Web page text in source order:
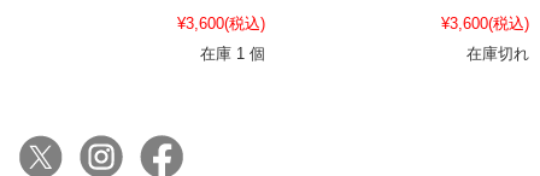
¥3,600(税込)
在庫 1 個
¥3,600(税込)
在庫切れ